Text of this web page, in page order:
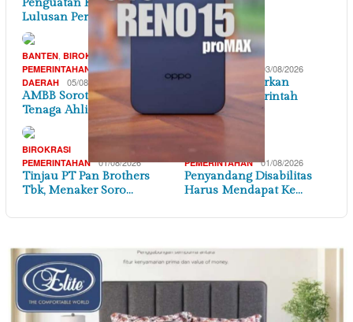
Penguatan Kompetensi
Lulusan Perguruan T…
BANTEN BIROKRASI
PEMERINTAHAN,
DAERAH 05/08/2026
AMBB Soroti Anggaran
Tenaga Ahli Pemprov…
BIROKRASI
03/08/2026
Menaker Beberkan
Langkah Pemerintah
Perk…
BIROKRASI
PEMERINTAHAN
01/08/2026
Tinjau PT Pan Brothers
Tbk, Menaker Soro…
PEMERINTAHAN
01/08/2026
Penyandang Disabilitas
Harus Mendapat Ke…